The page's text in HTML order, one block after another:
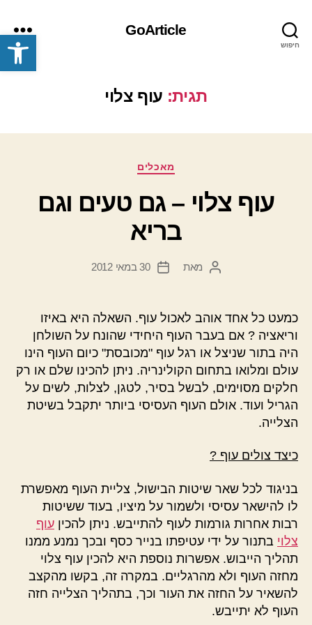
פתח סרגל נגישות חיפוש
GoArticle
תפריט
תגית: עוף צלוי
קטגוריותמאכלים
עוף צלוי – גם טעים וגם
בריא
המחבר
מאת
תאריך
30 במאי 2012
כמעט כל אחד אוהב לאכול עוף. השאלה היא באיזו
וריאציה ? אם בעבר העוף היחידי שהונח על השולחן
היה בתור שניצל או רגל עוף "מכובסת" כיום העוף הינו
עולם ומלואו בתחום הקולינריה. ניתן להכינו שלם או רק
חלקים מסוימים, לבשל בסיר, לטגן, לצלות, לשים על
הגריל ועוד. אולם העוף העסיסי ביותר יתקבל בשיטת
הצלייה.
כיצד צולים עוף ?
בניגוד לכל שאר שיטות הבישול, צליית העוף מאפשרת
לו להישאר עסיסי ולשמור על מיציו, בעוד ששיטות
רבות אחרות גורמות לעוף להתייבש. ניתן להכין עוף
צלוי בתנור על ידי עטיפתו בנייר כסף ובכך נמנע ממנו
תהליך הייבוש. אפשרות נוספת היא להכין עוף צלוי
מחזה העוף ולא מהרגליים. במקרה זה, בקשו מהקצב
להשאיר על החזה את העור וכך, בתהליך הצלייה חזה
העוף לא יתייבש.